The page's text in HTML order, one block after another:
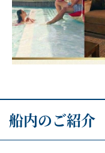
船内のご紹介